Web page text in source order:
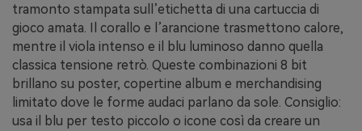
tramonto stampata sull’etichetta di una cartuccia di
gioco amata. Il corallo e l’arancione trasmettono calore,
mentre il viola intenso e il blu luminoso danno quella
classica tensione retrò. Queste combinazioni 8 bit
brillano su poster, copertine album e merchandising
limitato dove le forme audaci parlano da sole. Consiglio:
usa il blu per testo piccolo o icone così da creare un